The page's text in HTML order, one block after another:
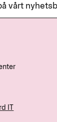
vårt
IT